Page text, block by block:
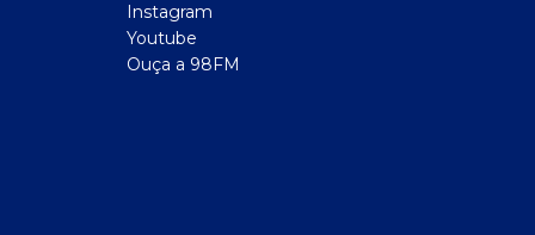
Instagram
Youtube
Ouça a 98FM